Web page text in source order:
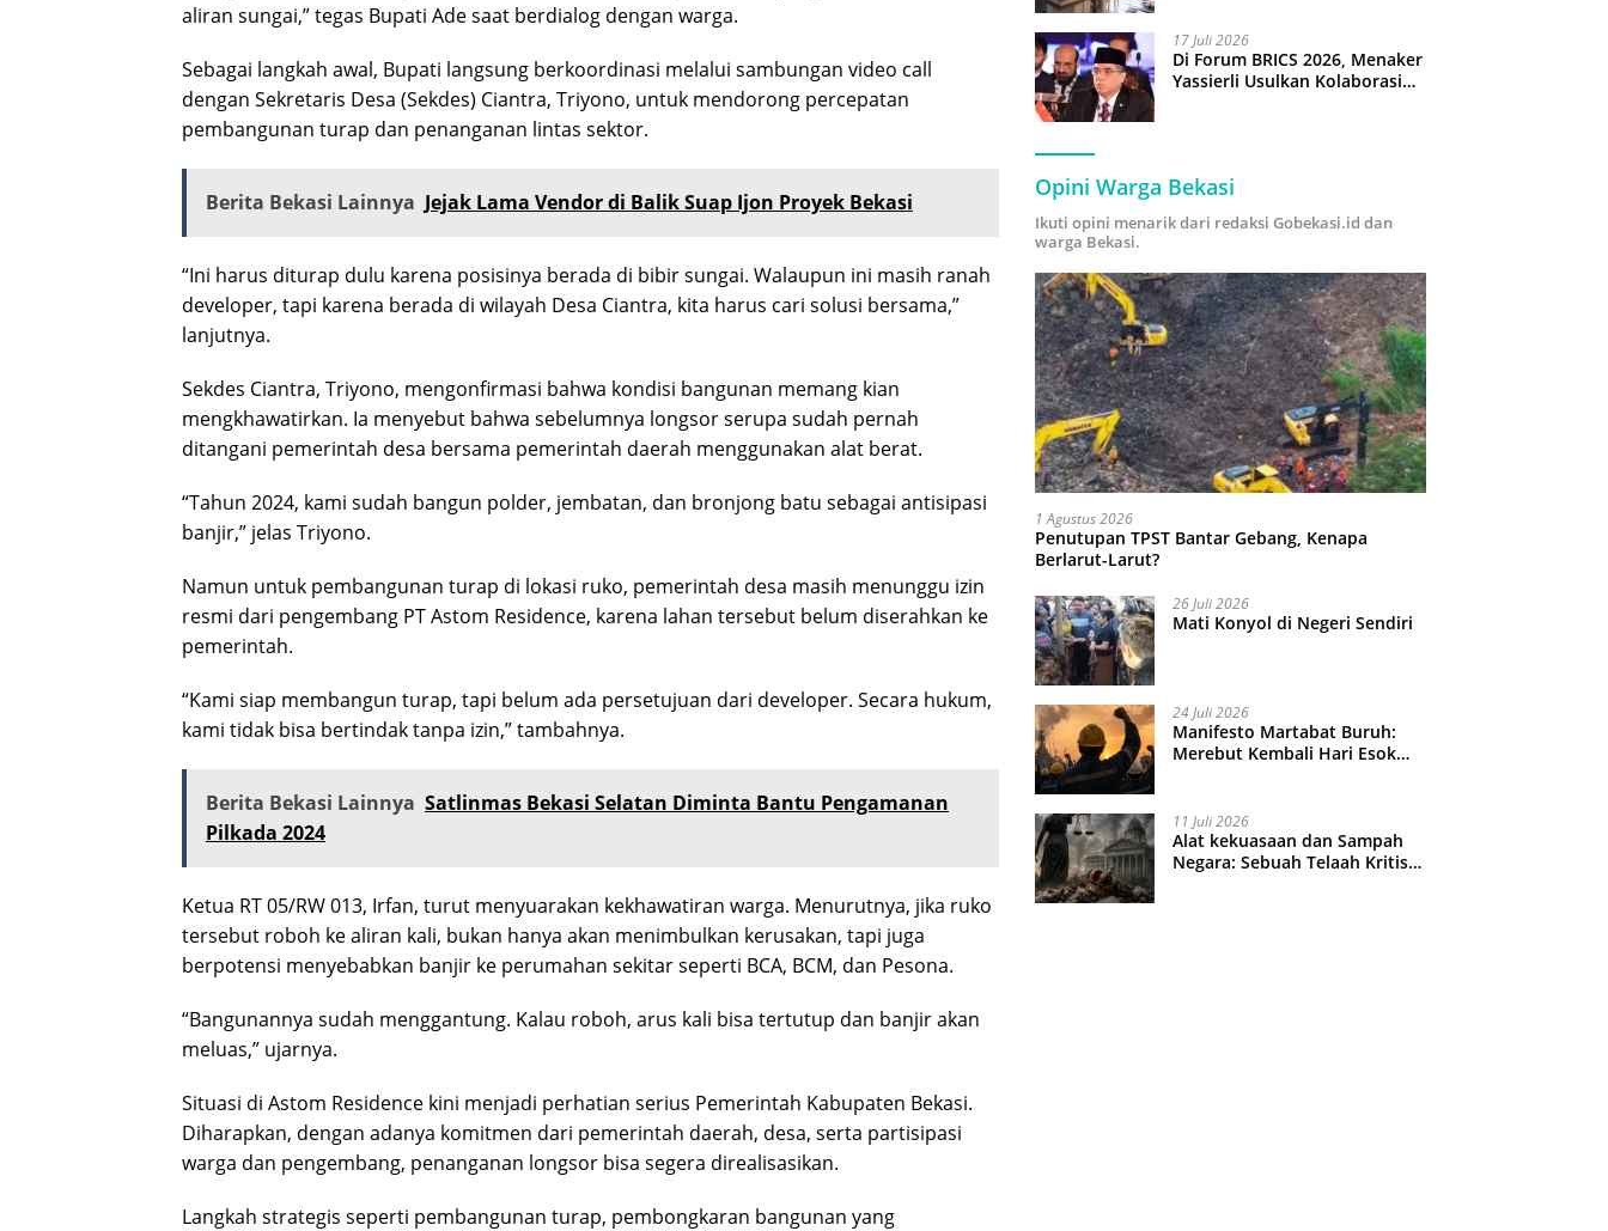
aliran sungai,” tegas Bupati Ade saat berdialog dengan warga.
Sebagai langkah awal, Bupati langsung berkoordinasi melalui sambungan video call
dengan Sekretaris Desa (Sekdes) Ciantra, Triyono, untuk mendorong percepatan
pembangunan turap dan penanganan lintas sektor.
Berita Bekasi Lainnya Jejak Lama Vendor di Balik Suap Ijon Proyek Bekasi
“Ini harus diturap dulu karena posisinya berada di bibir sungai. Walaupun ini masih ranah
developer, tapi karena berada di wilayah Desa Ciantra, kita harus cari solusi bersama,”
lanjutnya.
Sekdes Ciantra, Triyono, mengonfirmasi bahwa kondisi bangunan memang kian
mengkhawatirkan. Ia menyebut bahwa sebelumnya longsor serupa sudah pernah
ditangani pemerintah desa bersama pemerintah daerah menggunakan alat berat.
“Tahun 2024, kami sudah bangun polder, jembatan, dan bronjong batu sebagai antisipasi
banjir,” jelas Triyono.
Namun untuk pembangunan turap di lokasi ruko, pemerintah desa masih menunggu izin
resmi dari pengembang PT Astom Residence, karena lahan tersebut belum diserahkan ke
pemerintah.
“Kami siap membangun turap, tapi belum ada persetujuan dari developer. Secara hukum,
kami tidak bisa bertindak tanpa izin,” tambahnya.
Berita Bekasi Lainnya Satlinmas Bekasi Selatan Diminta Bantu Pengamanan
Pilkada 2024
Ketua RT 05/RW 013, Irfan, turut menyuarakan kekhawatiran warga. Menurutnya, jika ruko
tersebut roboh ke aliran kali, bukan hanya akan menimbulkan kerusakan, tapi juga
berpotensi menyebabkan banjir ke perumahan sekitar seperti BCA, BCM, dan Pesona.
“Bangunannya sudah menggantung. Kalau roboh, arus kali bisa tertutup dan banjir akan
meluas,” ujarnya.
Situasi di Astom Residence kini menjadi perhatian serius Pemerintah Kabupaten Bekasi.
Diharapkan, dengan adanya komitmen dari pemerintah daerah, desa, serta partisipasi
warga dan pengembang, penanganan longsor bisa segera direalisasikan.
Langkah strategis seperti pembangunan turap, pembongkaran bangunan yang
17 Juli 2026
Di Forum BRICS 2026, Menaker
Yassierli Usulkan Kolaborasi
Opini Warga Bekasi
Ikuti opini menarik dari redaksi Gobekasi.id dan
warga Bekasi.
1 Agustus 2026
Penutupan TPST Bantar Gebang, Kenapa
Berlarut-Larut?
26 Juli 2026
Mati Konyol di Negeri Sendiri
24 Juli 2026
Manifesto Martabat Buruh:
Merebut Kembali Hari Esok
11 Juli 2026
Alat kekuasaan dan Sampah
Negara: Sebuah Telaah Kritis